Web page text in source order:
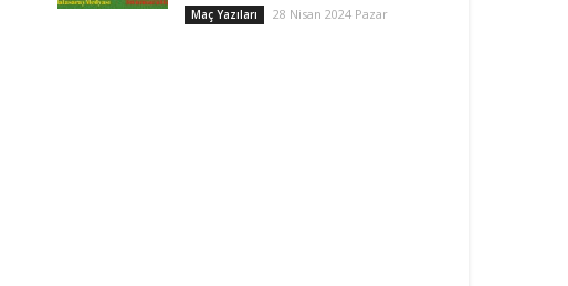
Maç Yazıları 28 Nisan 2024 Pazar